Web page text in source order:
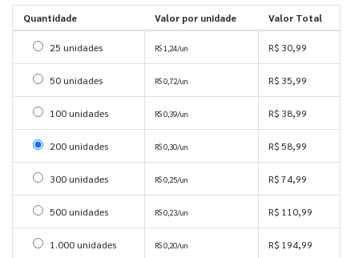
Quantidade Valor por unidade Valor Total
Selecionar 25 unidades
25 unidades R$ 1,24/un R$ 30,99
Selecionar 50 unidades
50 unidades R$ 0,72/un R$ 35,99
Selecionar 100 unidades
100 unidades R$ 0,39/un R$ 38,99
Selecionar 200 unidades
200 unidades R$ 0,30/un R$ 58,99
Selecionar 300 unidades
300 unidades R$ 0,25/un R$ 74,99
Selecionar 500 unidades
500 unidades R$ 0,23/un R$ 110,99
Selecionar 1000 unidades
1.000 unidades R$ 0,20/un R$ 194,99